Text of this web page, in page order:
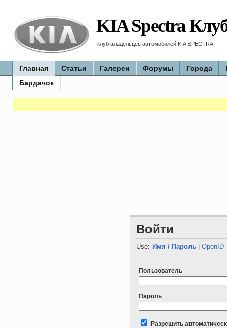
KIA Spectra
клуб владельцев автомобилей KIA SPECTRA
Главная Статьи Галереи Форумы Города
Бардачок
Войти
Use: Имя / Пароль |OpenID
Пользователь
Пароль
Разрешить